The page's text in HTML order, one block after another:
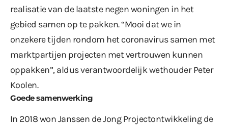
realisatie van de laatste negen woningen in het
gebied samen op te pakken. “Mooi dat we in
onzekere tijden rondom het coronavirus samen met
marktpartijen projecten met vertrouwen kunnen
oppakken”, aldus verantwoordelijk wethouder Peter
Koolen.
Goede samenwerking
In 2018 won Janssen de Jong Projectontwikkeling de